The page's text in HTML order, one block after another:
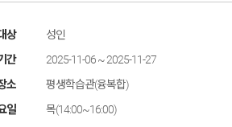
상
성인
간
2025-11-06 ~ 2025-11-27
소
평생학습관(융복합)
일
목(14:00~16:00)